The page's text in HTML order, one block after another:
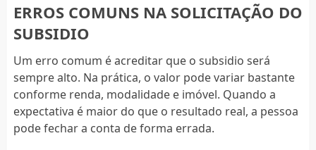
ERROS COMUNS NA SOLICITAÇÃO DO
SUBSIDIO
Um erro comum é acreditar que o subsidio será
sempre alto. Na prática, o valor pode variar bastante
conforme renda, modalidade e imóvel. Quando a
expectativa é maior do que o resultado real, a pessoa
pode fechar a conta de forma errada.